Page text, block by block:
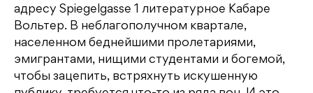
адресу Spiegelgasse 1 литературное Кабаре
Вольтер. В неблагополучном квартале,
населенном беднейшими пролетариями,
эмигрантами, нищими студентами и богемой,
чтобы зацепить, встряхнуть искушенную